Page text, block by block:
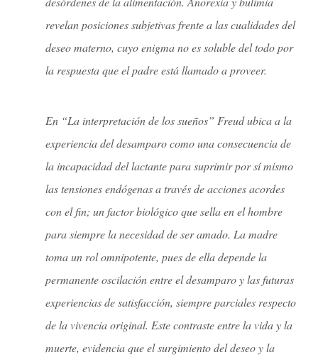
revelan posiciones subjetivas frente a las cualidades del
deseo materno, cuyo enigma no es soluble del todo por
la respuesta que el padre está llamado a proveer.
En “La interpretación de los sueños” Freud ubica a la
experiencia del desamparo como una consecuencia de
la incapacidad del lactante para suprimir por sí mismo
las tensiones endógenas a través de acciones acordes
con el fin; un factor biológico que sella en el hombre
para siempre la necesidad de ser amado. La madre
toma un rol omnipotente, pues de ella depende la
permanente oscilación entre el desamparo y las futuras
experiencias de satisfacción, siempre parciales respecto
de la vivencia original. Este contraste entre la vida y la
muerte, evidencia que el surgimiento del deseo y la